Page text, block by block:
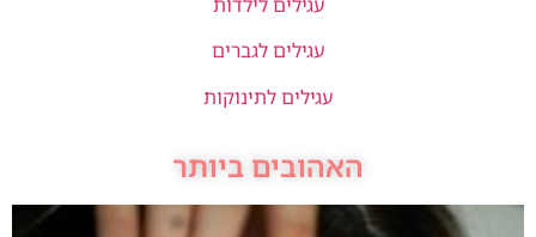
עגילים לגברים
עגילים לתינוקות
האהובים ביותר